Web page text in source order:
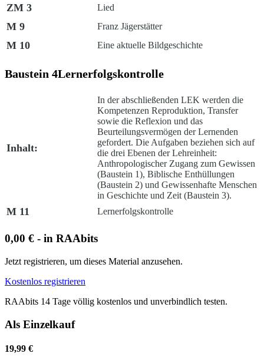
ZM 3 Lied
M 9 Franz Jägerstätter
M 10 Eine aktuelle Bildgeschichte
Baustein 4Lernerfolgskontrolle
Inhalt:
In der abschließenden LEK werden die
Kompetenzen Reproduktion, Transfer
sowie die Reflexion und das
Beurteilungsvermögen der Lernenden
gefordert. Die Aufgaben beziehen sich auf
die drei Ebenen der Lehreinheit:
Anthropologischer Zugang zum Gewissen
(Baustein 1), Biblische Enthüllungen
(Baustein 2) und Gewissenhafte Menschen
in Geschichte und Zeit (Baustein 3).
M 11 Lernerfolgskontrolle
0,00 € - in RAAbits
Jetzt registrieren, um dieses Material anzusehen.
Kostenlos registrieren
RAAbits 14 Tage völlig kostenlos und unverbindlich testen.
Als Einzelkauf
19,99 €